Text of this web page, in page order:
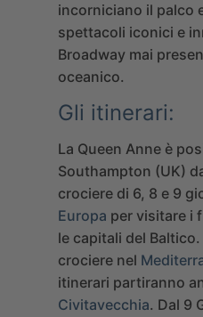
incorniciano il palco
spettacoli iconici e
Broadway mai
oceanico.
Gli itinerari:
La Queen Anne è
Southampton (UK)
crociere di 6, 8 e 9
Europa per visitare i
le capitali del
crociere nel
itinerari partiranno
Civitavecchia. Dal 9